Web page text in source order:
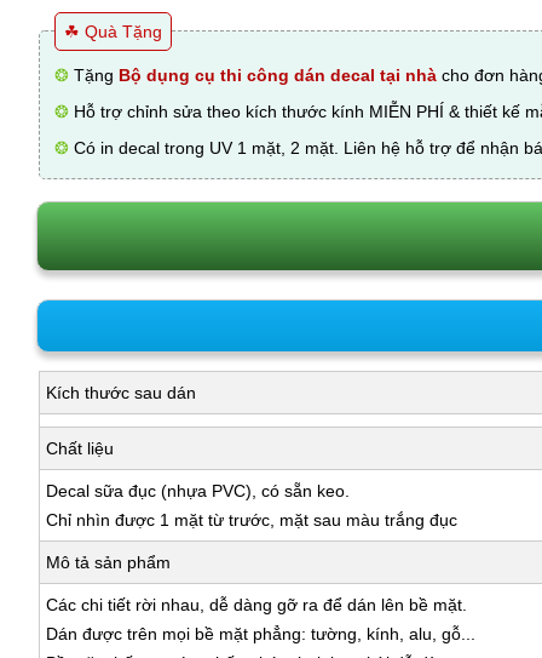
☘ Quà Tặng
❂ Tặng Bộ dụng cụ thi công dán decal tại nhà cho đơn
❂ Hỗ trợ chỉnh sửa theo kích thước kính MIỄN PHÍ & thiết kế
❂ Có in decal trong UV 1 mặt, 2 mặt. Liên hệ hỗ trợ để nhận
Kích thước sau dán
Chất liệu
Decal sữa đục (nhựa PVC), có sẵn keo.
Chỉ nhìn được 1 mặt từ trước, mặt sau màu trắng đục
Mô tả sản phẩm
Các chi tiết rời nhau, dễ dàng gỡ ra để dán lên bề mặt.
Dán được trên mọi bề mặt phẳng: tường, kính, alu, gỗ...